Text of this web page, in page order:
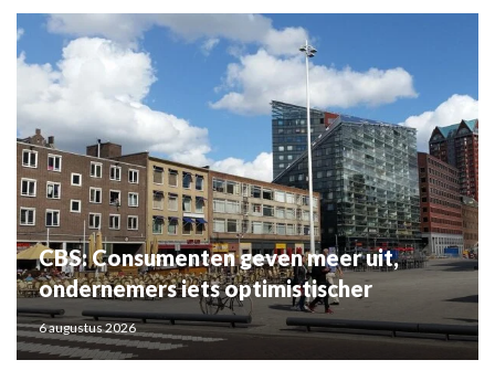
CBS: Consumenten geven meer uit,
ondernemers iets optimistischer
6 augustus 2026